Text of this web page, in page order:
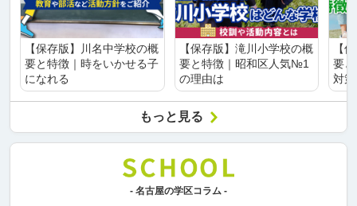
【保存版】川名中学校の概
要と特徴｜時をいかせる子
になれる
【保存版】滝川小学校の概
要と特徴｜昭和区人気№1
の理由は
【
要
対
もっと見る
- 名古屋の学区コラム -